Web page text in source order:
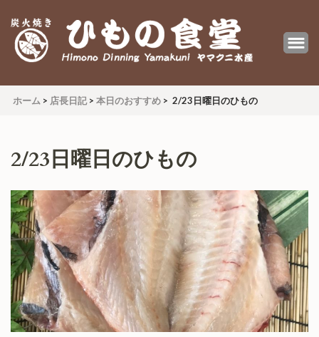
ホーム > 店長日記 > 本日のおすすめ > 2/23日曜日のひもの
2/23日曜日のひもの